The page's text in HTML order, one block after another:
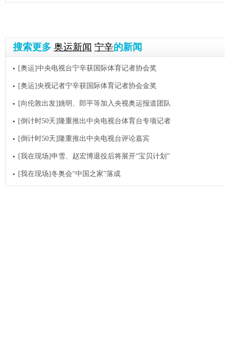
搜索更多 奥运新闻 宁辛的新闻
[奥运]中央电视台宁辛获国际体育记者协会奖
[奥运]央视记者宁辛获国际体育记者协会金奖
[向伦敦出发]姚明、郎平等加入央视奥运报道团队
[倒计时50天]隆重推出中央电视台体育台专项记者
[倒计时50天]隆重推出中央电视台评论嘉宾
[我在现场]申雪、赵宏博退役后将展开“宝贝计划”
[我在现场]冬奥会“中国之家”落成